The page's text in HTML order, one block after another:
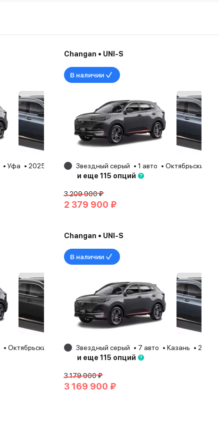
Уфа
2025
Changan • UNI-S
В наличии
Звездный серый 1 авто Октябрьский
и еще 115 опций
3 209 900 ₽
2 379 900 ₽
Октябрьский
2024
Changan • UNI-S
В наличии
Звездный серый 7 авто Казань
2025
и еще 115 опций
3 179 900 ₽
3 169 900 ₽